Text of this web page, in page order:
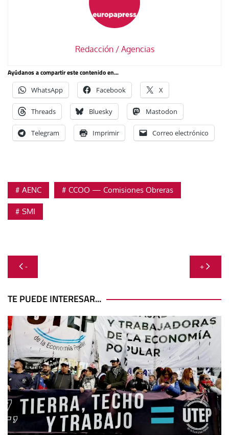
Redacción / Agencias
Ayúdanos a compartir este contenido en...
WhatsApp Facebook X
Threads Bluesky Mastodon
Telegram Imprimir Correo electrónico
AENC CCOO — Comisiones Obreras
SMI
Navegación
de
entradas
- +
TE PUEDE INTERESAR...